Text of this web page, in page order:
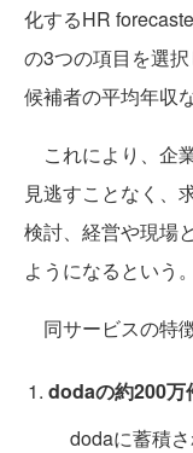
化するHR
の3つの項目を選択
候補者の平均年収
これにより、企
見逃すことなく、
検討、経営や現場
ようになるという。
同サービスの特
dodaの約200万
dodaに蓄積